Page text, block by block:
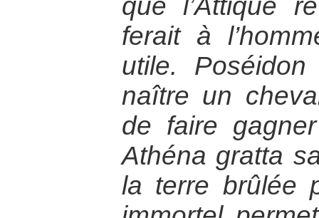
que l’Attique
ferait à
utile.
naître un
de faire
Athéna gratta
la terre brûlée